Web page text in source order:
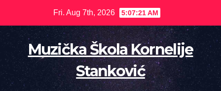
content
Fri. Aug 7th, 2026 5:07:22 AM
Muzička Škola Kornelije
Stanković